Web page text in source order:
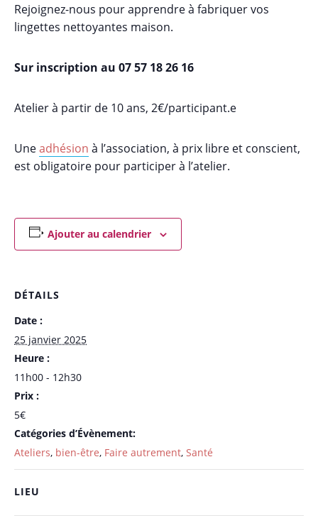
Rejoignez-nous pour apprendre à fabriquer vos
lingettes nettoyantes maison.
Sur inscription au 07 57 18 26 16
Atelier à partir de 10 ans, 2€/participant.e
Uneadhésion à l’association, à prix libre et conscient,
est obligatoire pour participer à l’atelier.
Ajouter au calendrier
DÉTAILS
Date :
25 janvier 2025
Heure :
11h00 - 12h30
Prix :
5€
Catégories d’Évènement:
Ateliers, bien-être, Faire autrement, Santé
LIEU